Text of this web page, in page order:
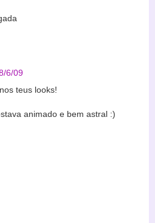
6/09
teus looks!
animado e bem astral :)